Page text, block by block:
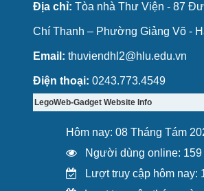
Địa chỉ: Tòa nhà Thư Viện - 87
Chí Thanh – Phường Giảng Võ -
Email: thuviendhl2@hlu.edu.vn
Điện thoại: 0243.773.4549
LegoWeb-Gadget Website Info
Hôm nay: 08 Tháng Tám
Người dùng online: 159
Lượt truy cập hôm nay: